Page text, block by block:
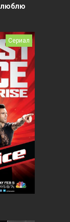
люблю
Сериал